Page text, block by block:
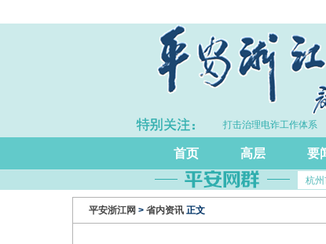
·浙江持续完善打击治理电诈工作体系
首页 高层 要
杭
平安浙江网 > 省内资讯 正文